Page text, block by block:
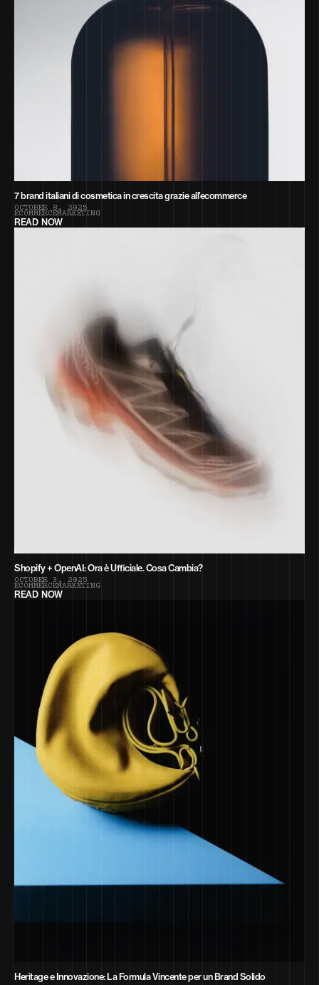
7 brand italiani di cosmetica in crescita grazie all’ecommerce
O CTOBER 8 , 2 0 2 5
EC OMMERCEMARKETING
READ NOW
Shopify + OpenAI: Ora è Ufficiale. Cosa Cambia?
O CTOBER 3 , 2 0 2 5
EC OMMERCEMARKETIN G
READ NOW
Heritage e Innovazione: La Formula Vincente per un Brand Solido